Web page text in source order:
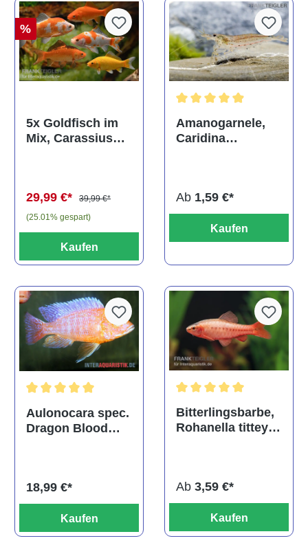
%
5x Goldfisch im
Mix, Carassius
29,99 €*
39,99 €*
(25.01% gespart)
Kaufen
Amanogarnele,
Caridina
Ab 1,59 €*
Kaufen
Durchschnittliche Bewertung von 5 von 5 Sternen
Aulonocara spec.
Dragon Blood
18,99 €*
Kaufen
Bitterlingsbarbe,
Rohanella titteya,
Ab 3,59 €*
Kaufen